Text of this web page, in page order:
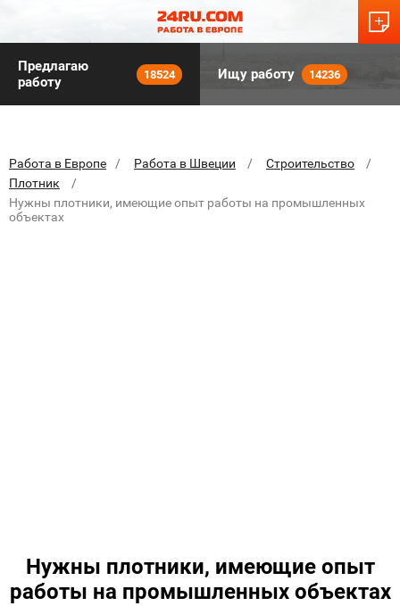
Предлагаю
работу
18524 Ищу работу 14236
Работа в Европе Работа в Швеции
Строительство
Плотник
Нужны плотники, имеющие опыт работы на промышленных
объектах
Нужны плотники, имеющие опыт
работы на промышленных объектах